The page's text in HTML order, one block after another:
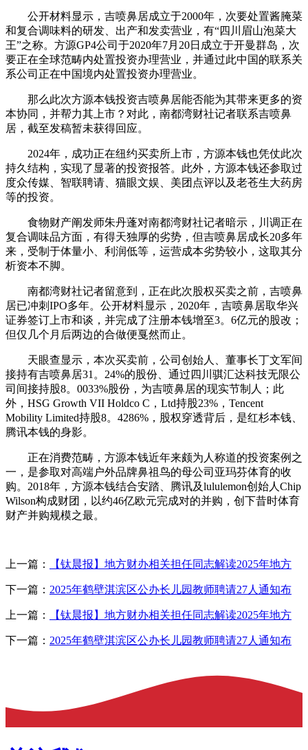
公开材料显示，吉喷鼻居成立于2000年，次要处置酱腌菜
和复合调味料的研发、出产和发卖营业，有“四川眉山泡菜大
王”之称。方源GP4公司于2020年7月20日成立于开曼群岛，次
要正在全球范畴内处置投资办理营业，并通过此中国的联系关
系公司正在中国境内处置投资办理营业。
那么此次方源本钱投资吉喷鼻居能否能为其带来更多的资
本协同，并帮力其上市？对此，南都湾财社记者联系吉喷鼻
居，截至发稿暂未获得回应。
2024年，成功正在纽约买卖所上市，方源本钱也凭仗此次
持久结构，实现了显著的投资报答。此外，方源本钱还参取过
度众传媒、智联聘请、猫眼文娱、美团点评以及老苍生大药房
等的投资。
食物财产阐发师朱丹蓬对南都湾财社记者暗示，川调正在
复合调味品方面，有得天独厚的劣势，但吉喷鼻居成长20多年
来，受制于体量小、利润低等，运营成本劣势较小，这取其分
析资本不脚。
南都湾财社记者留意到，正在此次股权买卖之前，吉喷鼻
居已冲刺IPO多年。公开材料显示，2020年，吉喷鼻居取华兴
证券签订上市和谈，并完成了注册本钱增至3。6亿元的股改；
但仅几个月后两边的合做便戛然而止。
天眼查显示，本次买卖前，公司创始人、董事长丁文军间
接持有吉喷鼻居31。24%的股份、通过四川骐汇达科技无限公
司间接持股8。0033%股份，为吉喷鼻居的现实节制人；此
外，HSG Growth VII Holdco C，Ltd持股23%，Tencent
Mobility Limited持股8。4286%，股权穿透背后，是红杉本钱、
腾讯本钱的身影。
正在消费范畴，方源本钱近年来颇为人称道的投资案例之
一，是参取对高端户外品牌鼻祖鸟的母公司亚玛芬体育的收
购。2018年，方源本钱结合安踏、腾讯及lululemon创始人Chip
Wilson构成财团，以约46亿欧元完成对的并购，创下昔时体育
财产并购规模之最。
上一篇： 【钛晨报】地方财办相关担任同志解读2025年地方
下一篇： 2025年鹤壁淇滨区公办长儿园教师聘请27人通知布
上一篇： 【钛晨报】地方财办相关担任同志解读2025年地方
下一篇： 2025年鹤壁淇滨区公办长儿园教师聘请27人通知布